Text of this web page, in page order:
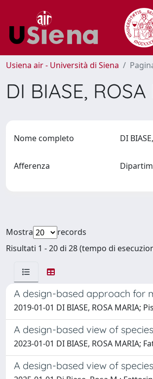
Usiena air - Università di Siena
DI BIASE,
Nome completo DI
Afferenza
Mostra
records
Risultati 1 - 20 di 28 (tempo di
A design-based approach for
2019-01-01 DI BIASE, ROSA MARIA;
A design-based view of
2023-01-01 DI BIASE, ROSA MARIA;
A design-based view of